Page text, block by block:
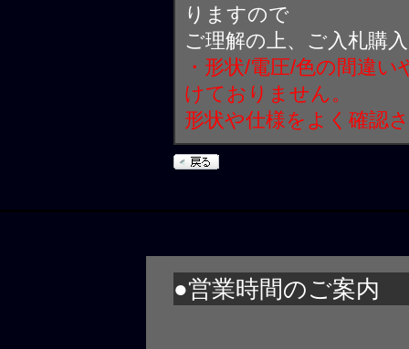
りますので
ご理解の上、ご入札購
・形状/電圧/色の間違
けておりません。
形状や仕様をよく確認
●営業時間のご案内